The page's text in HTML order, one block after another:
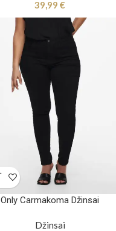
39,99 €
Only Carmakoma Džinsai
Džinsai